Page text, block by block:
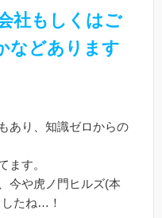
社もしくはご
などあります
あり、知識ゼロからの
ます。
今や虎ノ門ヒルズ(本
たね…！